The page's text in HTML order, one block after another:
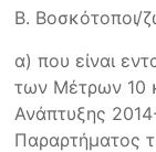
Β. Βοσκότοποι/
α) που είναι
των Μέτρων 10
Ανάπτυξης
Παραρτήματος